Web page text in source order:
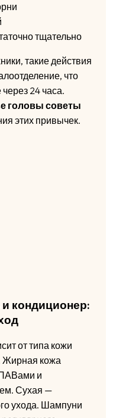
тщательно
такие действия
что
24 часа.
головы советы
этих привычек.
кондиционер:
от типа кожи
Жирная кожа
и
Сухая —
ухода. Шампуни